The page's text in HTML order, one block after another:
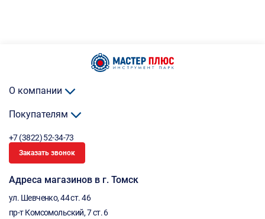
О компании
Покупателям
+7 (3822) 52-34-73
Заказать звонок
Адреса магазинов в г. Томск
ул. Шевченко, 44 ст. 46
пр-т Комсомольский, 7 ст. 6